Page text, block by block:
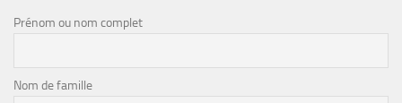
Prénom ou nom complet
Nom de famille